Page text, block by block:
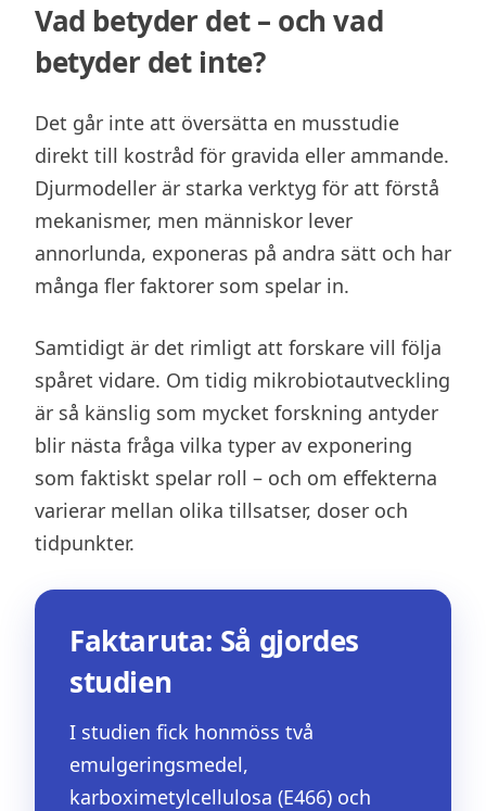
Vad betyder det – och vad
betyder det inte?
Det går inte att översätta en musstudie
direkt till kostråd för gravida eller ammande.
Djurmodeller är starka verktyg för att förstå
mekanismer, men människor lever
annorlunda, exponeras på andra sätt och har
många fler faktorer som spelar in.
Samtidigt är det rimligt att forskare vill följa
spåret vidare. Om tidig mikrobiotautveckling
är så känslig som mycket forskning antyder
blir nästa fråga vilka typer av exponering
som faktiskt spelar roll – och om effekterna
varierar mellan olika tillsatser, doser och
tidpunkter.
Faktaruta: Så gjordes
studien
I studien fick honmöss två
emulgeringsmedel,
karboximetylcellulosa (E466) och